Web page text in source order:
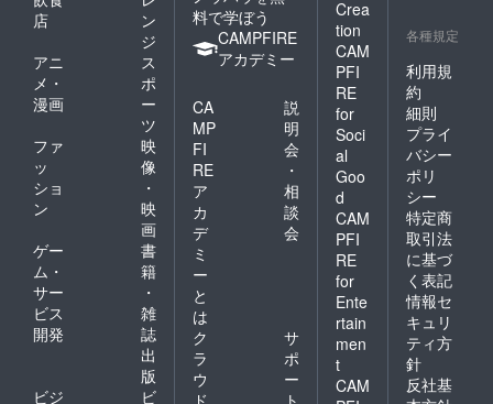
店
ン
ジ
アニ
メ・
漫画
ス
ポ
ー
ツ
ファ
ッ
ショ
ン
映
像
・
映
画
ゲー
ム・
サー
ビス
開発
書
籍
・
雑
誌
出
版
ビジ
ビ
料で学ぼう
CAMPFIRE
アカデミー
CA
MP
FI
RE
ア
カ
デ
ミ
ー
と
は
説
明
会
・
相
談
会
ク
ラ
ウ
サ
ポ
ー
Crea
tion
CAM
PFI
RE
for
Soci
al
Goo
d
CAM
PFI
RE
for
Ente
rtain
men
t
CAM
各種規定
利用規
約
細則
プライ
バシー
ポリ
シー
特定商
取引法
に基づ
く表記
情報セ
キュリ
ティ方
針
反社基